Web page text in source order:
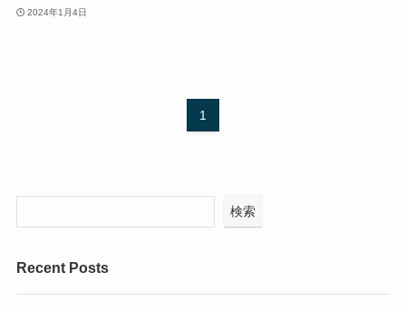
2024年1月4日
1
検索
Recent Posts